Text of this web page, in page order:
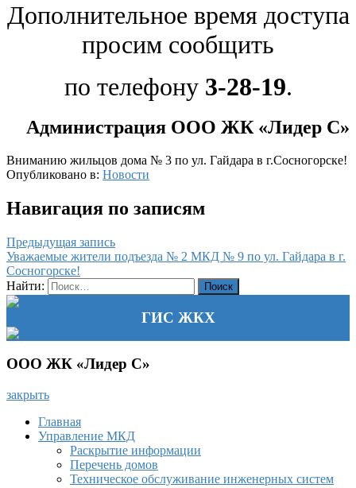
Дополнительное время доступа
просим сообщить
по телефону 3-28-19.
Администрация ООО ЖК «Лидер С»
Вниманию жильцов дома № 3 по ул. Гайдара в г.Сосногорске!
Опубликовано в: Новости
Навигация по записям
Предыдущая запись
Уважаемые жители подъезда № 2 МКД № 9 по ул. Гайдара в г.
Сосногорске!
Найти:
ГИС ЖКХ
ООО ЖК «Лидер С»
закрыть
Главная
Управление МКД
Раскрытие информации
Перечень домов
Техническое обслуживание инженерных систем